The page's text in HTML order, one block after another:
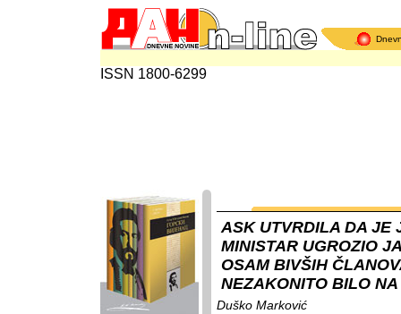
ISSN 1800-6299
ASK UTVRDILA DA JE
MINISTAR UGROZIO
OSAM BIVŠIH
NEZAKONITO BILO
Duško Marković